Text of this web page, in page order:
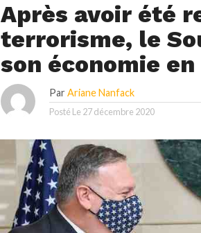
Après avoir été
terrorisme, le
son économie
Par Ariane Nanfack
Posté Le 27 décembre 2020